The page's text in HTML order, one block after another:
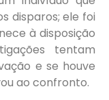
disparos; ele foi
à disposição
tentam
e se houve
ao confronto.